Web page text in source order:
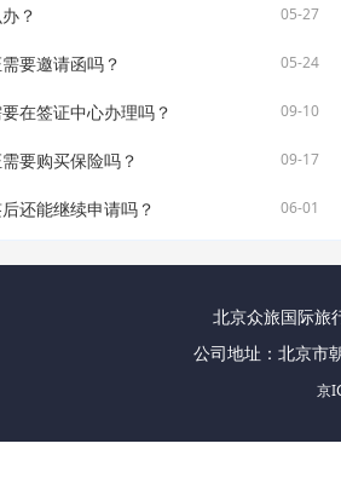
？ 05-27
要邀请函吗？ 05-24
在签证中心办理吗？ 09-10
要购买保险吗？ 09-17
还能继续申请吗？ 06-01
北京众旅国际旅
公司地址：北京市
京